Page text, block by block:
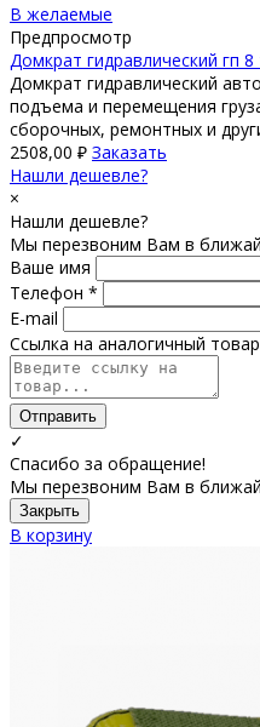
В желаемые
Предпросмотр
Домкрат гидравлический гп 8
Домкрат гидравлический
подъема и перемещения
сборочных, ремонтных и
2508,00 ₽ Заказать
Нашли дешевле?
×
Нашли дешевле?
Мы перезвоним Вам в
Ваше имя
Телефон *
E-mail
Ссылка на аналогичный
Отправить
✓
Спасибо за обращение!
Мы перезвоним Вам в
Закрыть
В корзину